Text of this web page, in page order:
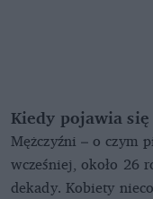
Kiedy pojawia
Mężczyźni – o czym
wcześniej, około 26
dekady. Kobiety